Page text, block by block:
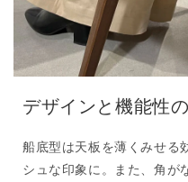
デザインと機能性
船底型は天板を薄くみせる
シュな印象に。また、角が